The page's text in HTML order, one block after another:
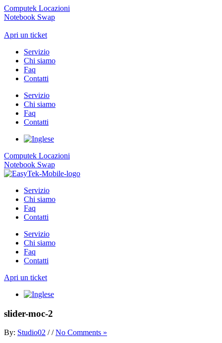
Computek Locazioni
Notebook Swap
Apri un ticket
Servizio
Chi siamo
Faq
Contatti
Servizio
Chi siamo
Faq
Contatti
Computek Locazioni
Notebook Swap
Servizio
Chi siamo
Faq
Contatti
Servizio
Chi siamo
Faq
Contatti
Apri un ticket
slider-moc-2
By: Studio02 / / No Comments »